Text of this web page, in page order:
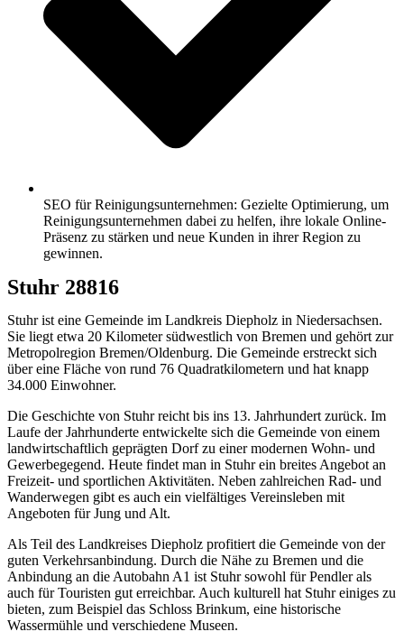
SEO für Reinigungsunternehmen: Gezielte Optimierung, um
Reinigungsunternehmen dabei zu helfen, ihre lokale Online-
Präsenz zu stärken und neue Kunden in ihrer Region zu
gewinnen.
Stuhr 28816
Stuhr ist eine Gemeinde im Landkreis Diepholz in Niedersachsen.
Sie liegt etwa 20 Kilometer südwestlich von Bremen und gehört zur
Metropolregion Bremen/Oldenburg. Die Gemeinde erstreckt sich
über eine Fläche von rund 76 Quadratkilometern und hat knapp
34.000 Einwohner.
Die Geschichte von Stuhr reicht bis ins 13. Jahrhundert zurück. Im
Laufe der Jahrhunderte entwickelte sich die Gemeinde von einem
landwirtschaftlich geprägten Dorf zu einer modernen Wohn- und
Gewerbegegend. Heute findet man in Stuhr ein breites Angebot an
Freizeit- und sportlichen Aktivitäten. Neben zahlreichen Rad- und
Wanderwegen gibt es auch ein vielfältiges Vereinsleben mit
Angeboten für Jung und Alt.
Als Teil des Landkreises Diepholz profitiert die Gemeinde von der
guten Verkehrsanbindung. Durch die Nähe zu Bremen und die
Anbindung an die Autobahn A1 ist Stuhr sowohl für Pendler als
auch für Touristen gut erreichbar. Auch kulturell hat Stuhr einiges zu
bieten, zum Beispiel das Schloss Brinkum, eine historische
Wassermühle und verschiedene Museen.